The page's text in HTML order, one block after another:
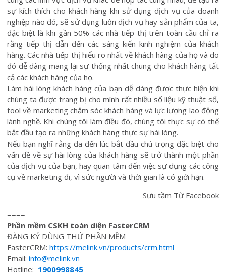
sự kích thích cho khách hàng khi sử dụng dịch vụ của doanh
nghiệp nào đó, sẽ sử dụng luôn dịch vụ hay sản phẩm của ta,
đặc biệt là khi gần 50% các nhà tiếp thị trên toàn cầu chỉ ra
rằng tiếp thị dẫn đến các sáng kiến kinh nghiệm của khách
hàng. Các nhà tiếp thị hiểu rõ nhất về khách hàng của họ và do
đó dễ dàng mang lại sự thống nhất chung cho khách hàng tất
cả các khách hàng của họ.
Làm hài lòng khách hàng của bạn dễ dàng được thực hiện khi
chúng ta được trang bị cho mình rất nhiều số liệu kỹ thuật số,
tool về marketing chắm sóc khách hàng và lực lượng lao động
lành nghề. Khi chúng tôi làm điều đó, chúng tôi thực sự có thể
bắt đầu tạo ra những khách hàng thực sự hài lòng.
Nếu bạn nghĩ rằng đã đến lúc bắt đầu chú trọng đặc biệt cho
vấn đề về sự hài lòng của khách hàng sẽ trở thành một phần
của dịch vụ của bạn, hay quan tâm đến việc sự dụng các công
cụ về marketing đi, vì sức người và thời gian là có giới hạn.
Sưu tầm Từ Facebook
====
Phần mềm CSKH toàn diện FasterCRM
ĐĂNG KÝ DÙNG THỬ PHẦN MỀM
FasterCRM:https://melink.vn/products/crm.html
Email:info@melink.vn
Hotline: 1900998845